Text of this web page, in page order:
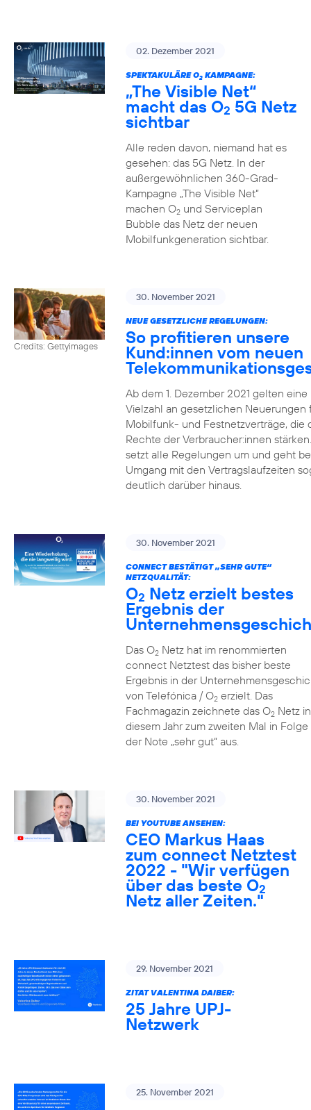
02. Dezember 2021
SPEKTAKULÄRE O2KAMPAGNE:
„The Visible Net“
macht das O2 5G Netz
sichtbar
Alle reden davon, niemand hat es
gesehen: das 5G Netz. In der
außergewöhnlichen 360-Grad-
Kampagne „The Visible Net“
machen O2und Serviceplan
Bubble das Netz der neuen
Mobilfunkgeneration sichtbar.
Credits: Gettyimages
30. November 2021
NEUE GESETZLICHE REGELUNGEN:
So profitieren unsere
Kund:innen vom neuen
Ab dem 1. Dezember 2021 gelten eine
Vielzahl an gesetzlichen Neuerungen
Mobilfunk- und Festnetzverträge, die
Rechte der Verbraucher:innen
setzt alle Regelungen um und geht
Umgang mit den Vertragslaufzeiten
deutlich darüber hinaus.
30. November 2021
CONNECT BESTÄTIGT „SEHR GUTE“
NETZQUALITÄT:
O2 Netz erzielt bestes
Ergebnis der
Das O2Netz hat im renommierten
connect Netztest das bisher beste
Ergebnis in der
von Telefónica / O2erzielt. Das
Fachmagazin zeichnete das O2Netz in
diesem Jahr zum zweiten Mal in Folge
der Note „sehr gut“ aus.
30. November 2021
BEI YOUTUBE ANSEHEN:
CEO Markus Haas
zum connect Netztest
2022 - "Wir verfügen
über das beste O2
Netz aller Zeiten."
29. November 2021
ZITAT VALENTINA DAIBER:
25 Jahre UPJ-
Netzwerk
25. November 2021